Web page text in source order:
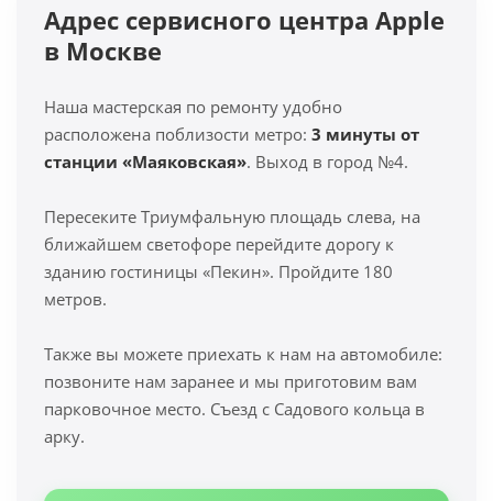
Адрес сервисного центра Apple
в Москве
Наша мастерская по ремонту удобно
расположена поблизости метро: 3 минуты от
станции «Маяковская». Выход в город №4.
Пересеките Триумфальную площадь слева, на
ближайшем светофоре перейдите дорогу к
зданию гостиницы «Пекин». Пройдите 180
метров.
Также вы можете приехать к нам на автомобиле:
позвоните нам заранее и мы приготовим вам
парковочное место. Съезд с Садового кольца в
арку.